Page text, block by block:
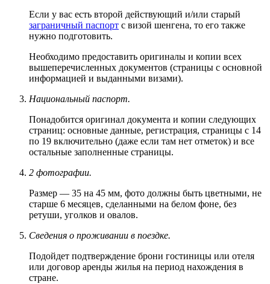
Если у вас есть второй действующий и/или старый
заграничный паспорт с визой шенгена, то его также
нужно подготовить.
Необходимо предоставить оригиналы и копии всех
вышеперечисленных документов (страницы с основной
информацией и выданными визами).
Национальный паспорт.
Понадобится оригинал документа и копии следующих
страниц: основные данные, регистрация, страницы с 14
по 19 включительно (даже если там нет отметок) и все
остальные заполненные страницы.
2 фотографии.
Размер — 35 на 45 мм, фото должны быть цветными, не
старше 6 месяцев, сделанными на белом фоне, без
ретуши, уголков и овалов.
Сведения о проживании в поездке.
Подойдет подтверждение брони гостиницы или отеля
или договор аренды жилья на период нахождения в
стране.